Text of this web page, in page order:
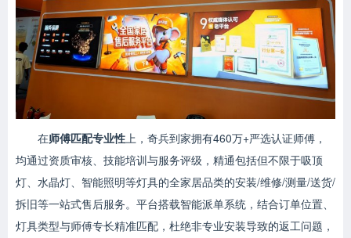
在师傅匹配专业性 上，奇兵到家拥有460万+严选认证师傅，
均通过资质审核、技能培训与服务评级，精通包括但不限于吸顶
灯、水晶灯、智能照明等灯具的全家居品类的安装/维修/测量/送货/
拆旧等一站式售后服务。平台搭载智能派单系统，结合订单位置、
灯具类型与师傅专长精准匹配，杜绝非专业安装导致的返工问题，